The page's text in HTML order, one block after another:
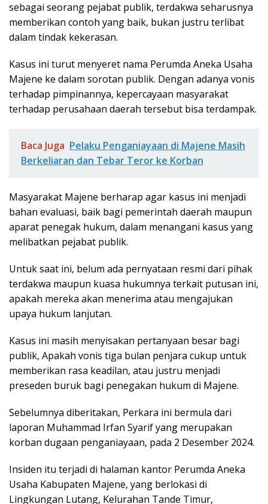
sebagai seorang pejabat publik, terdakwa seharusnya
memberikan contoh yang baik, bukan justru terlibat
dalam tindak kekerasan.
Kasus ini turut menyeret nama Perumda Aneka Usaha
Majene ke dalam sorotan publik. Dengan adanya vonis
terhadap pimpinannya, kepercayaan masyarakat
terhadap perusahaan daerah tersebut bisa terdampak.
Baca Juga Pelaku Penganiayaan di Majene Masih
Berkeliaran dan Tebar Teror ke Korban
Masyarakat Majene berharap agar kasus ini menjadi
bahan evaluasi, baik bagi pemerintah daerah maupun
aparat penegak hukum, dalam menangani kasus yang
melibatkan pejabat publik.
Untuk saat ini, belum ada pernyataan resmi dari pihak
terdakwa maupun kuasa hukumnya terkait putusan ini,
apakah mereka akan menerima atau mengajukan
upaya hukum lanjutan.
Kasus ini masih menyisakan pertanyaan besar bagi
publik, Apakah vonis tiga bulan penjara cukup untuk
memberikan rasa keadilan, atau justru menjadi
preseden buruk bagi penegakan hukum di Majene.
Sebelumnya diberitakan, Perkara ini bermula dari
laporan Muhammad Irfan Syarif yang merupakan
korban dugaan penganiayaan, pada 2 Desember 2024.
Insiden itu terjadi di halaman kantor Perumda Aneka
Usaha Kabupaten Majene, yang berlokasi di
Lingkungan Lutang, Kelurahan Tande Timur,